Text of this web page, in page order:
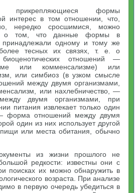
прикрепляющиеся формы
интерес в том отношении, что,
нередко сросшимися, можно
о том, что данные формы в
принадлежали одному и тому же
тесных их связях, т. е. о
отношений —
или комменсализме) или
или симбиоз (в узком смысле
между двумя организмами,
или нахлебничество, —
двумя организмами, при
питания извлекает только один
форма отношений между двумя
один из них использует другой
пищи или места обитания, обычно
из жизни прошлого не
редкости: известны они с
поисках их можно обнаружить в
возраста. При анализе
в первую очередь убедиться в